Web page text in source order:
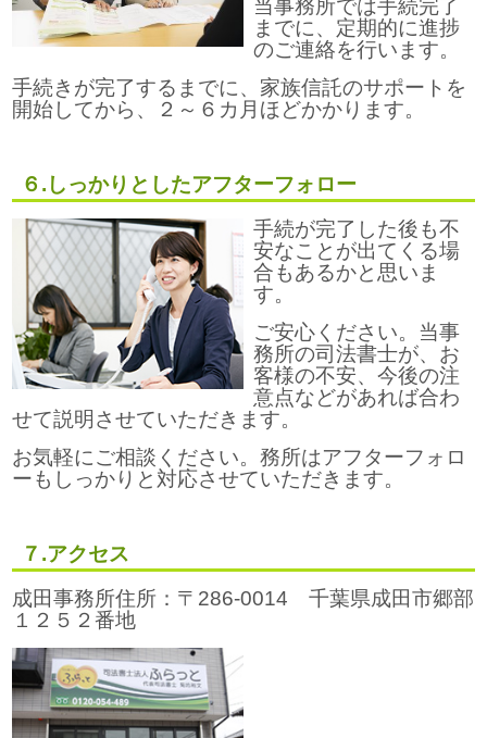
当事務所では手続完了
までに、定期的に進捗
のご連絡を行います。
手続きが完了するまでに、家族信託のサポートを
開始してから、２～６カ月ほどかかります。
６.しっかりとしたアフターフォロー
手続が完了した後も不
安なことが出てくる場
合もあるかと思いま
す。
ご安心ください。当事
務所の司法書士が、お
客様の不安、今後の注
意点などがあれば合わ
せて説明させていただきます。
お気軽にご相談ください。務所はアフターフォロ
ーもしっかりと対応させていただきます。
７.アクセス
成田事務所住所：〒286-0014 千葉県成田市郷部
１２５２番地